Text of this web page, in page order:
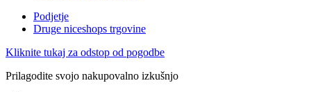
Podjetje
Druge niceshops trgovine
Kliknite tukaj za odstop od pogodbe
Prilagodite svojo nakupovalno izkušnjo